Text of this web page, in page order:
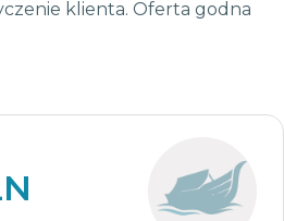
klienta. Oferta godna